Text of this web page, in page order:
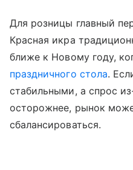
Для розницы главный
Красная икра
ближе к Новому году,
праздничного стола.
стабильными, а спрос
осторожнее, рынок
сбалансироваться.